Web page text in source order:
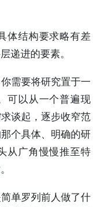
体结构要求略有差
递进的要素。
需要将研究置于一
可以从一个普遍现
谈起，逐步收窄范
个具体、明确的研
从广角慢慢推至特
单罗列前人做了什